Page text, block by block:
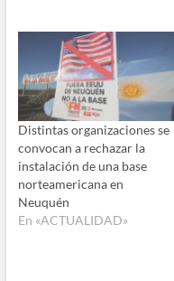
Distintas organizaciones se
convocan a rechazar la
instalación de una base
norteamericana en
Neuquén
En «ACTUALIDAD»